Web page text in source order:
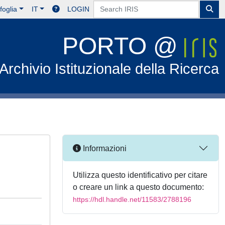
IT LOGIN
PORTO @
Istituzionale della Ricerca
Informazioni
Utilizza questo identificativo per citare
o creare un link a questo documento:
https://hdl.handle.net/11583/2788196